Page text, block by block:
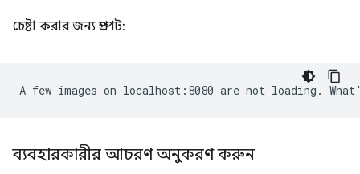
চেষ্টা করার জন্য প্রম্পট:
ব্যবহারকারীর আচরণ অনুকরণ করুন